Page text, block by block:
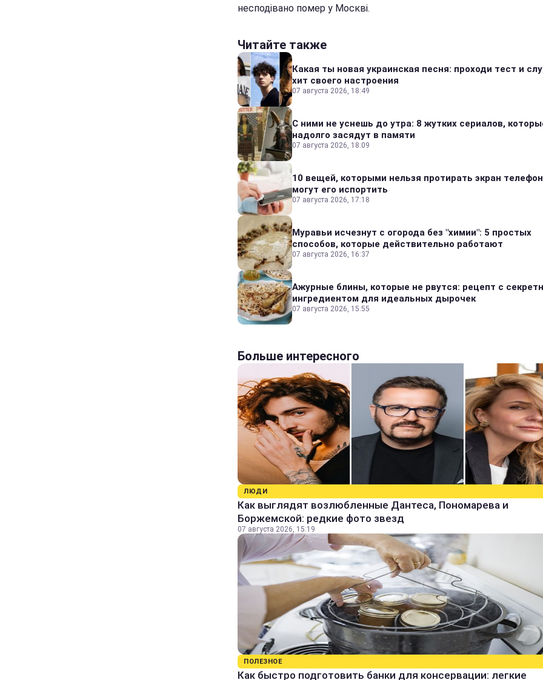
несподівано помер у Москві.
Читайте также
Какая ты новая украинская песня: проходи тест и
хит своего настроения
07 августа 2026, 18:49
С ними не уснешь до утра: 8 жутких сериалов,
надолго засядут в памяти
07 августа 2026, 18:09
10 вещей, которыми нельзя протирать экран
могут его испортить
07 августа 2026, 17:18
Муравьи исчезнут с огорода без "химии": 5 простых
способов, которые действительно работают
07 августа 2026, 16:37
Ажурные блины, которые не рвутся: рецепт с
ингредиентом для идеальных дырочек
07 августа 2026, 15:55
Больше интересного
ЛЮДИ
Как выглядят возлюбленные Дантеса, Пономарева и
Боржемской: редкие фото звезд
07 августа 2026, 15:19
ПОЛЕЗНОЕ
Как быстро подготовить банки для консервации: легкие